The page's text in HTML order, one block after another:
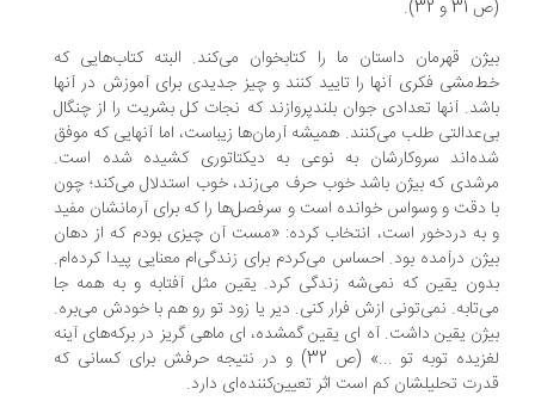
قهرمان داستان ما را کتابخوان می‌کند. البته کتاب‌هایی که
فکری آنها را تایید کنند و چیز جدیدی برای آموزش در آنها
آنها تعدادی جوان بلندپروازند که نجات کل بشریت را از چنگال
طلب می‌کنند. همیشه آرمان‌ها زیباست، اما آنهایی که موفق
سروکارشان به نوعی به دیکتاتوری کشیده شده است.
که بیژن باشد خوب حرف می‌زند، خوب استدلال می‌کند؛ چون
دقت و وسواس خوانده است و سرفصل‌ها را که برای آرمانشان مفید
دردخور است، انتخاب کرده: «مست آن چیزی بودم که از دهان
درآمده بود. احساس می‌کردم برای زندگی‌ام معنایی پیدا کرده‌ام.
یقین که نمی‌شه زندگی کرد. یقین مثل آفتابه و به همه‌ جا
نمی‌تونی ازش فرار کنی. دیر یا زود تو رو هم با خودش می‌بره.
یقین داشت. آه ‌ای یقین گمشده، ‌ای ماهی گریز در برکه‌های آینه
لغزیده توبه تو ...» (ص 32) و در نتیجه حرفش برای کسانی که
تحلیلشان کم است اثر تعیین‌کننده‌ای دارد.